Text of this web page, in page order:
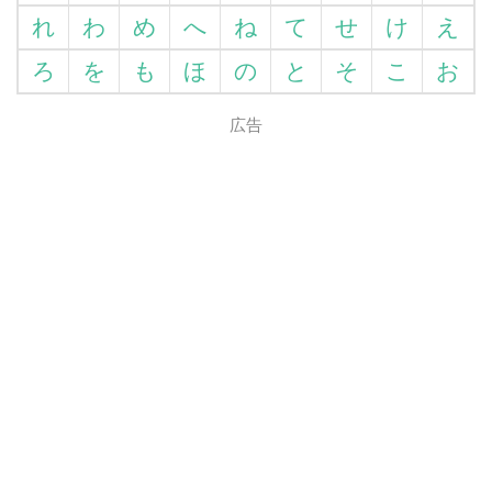
れ
わ め へ ね て せ け
え
ろ
を も ほ の と そ こ お
広告